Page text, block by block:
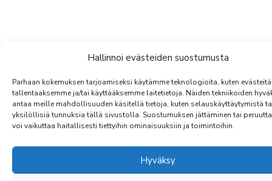
Hallinnoi evästeiden suostumusta
Parhaan kokemuksen tarjoamiseksi käytämme teknologioita, kuten
tallentaaksemme ja/tai käyttääksemme laitetietoja. Näiden tekniikoiden
antaa meille mahdollisuuden käsitellä tietoja, kuten selauskäyttäytymistä
yksilöllisiä tunnuksia tällä sivustolla. Suostumuksen jättäminen tai
voi vaikuttaa haitallisesti tiettyihin ominaisuuksiin ja toimintoihin.
Hyväksy